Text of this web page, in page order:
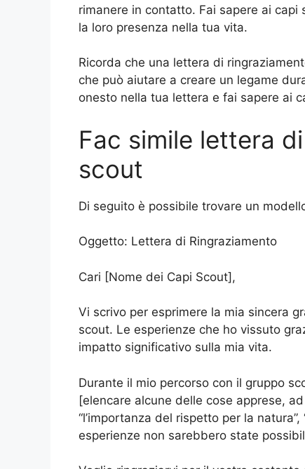
rimanere in contatto. Fai sapere ai
la loro presenza nella tua vita.
Ricorda che una lettera di
che può aiutare a creare un legame
onesto nella tua lettera e fai sapere ai
Fac simile lettera
scout
Di seguito è possibile trovare un
Oggetto: Lettera di Ringraziamento
Cari [Nome dei Capi Scout],
Vi scrivo per esprimere la mia sincera
scout. Le esperienze che ho vissuto
impatto significativo sulla mia vita.
Durante il mio percorso con il gruppo
[elencare alcune delle cose apprese,
“l’importanza del rispetto per la
esperienze non sarebbero state